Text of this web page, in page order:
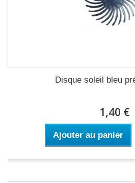
Disque soleil bleu
1,40 €
Ajouter au panier